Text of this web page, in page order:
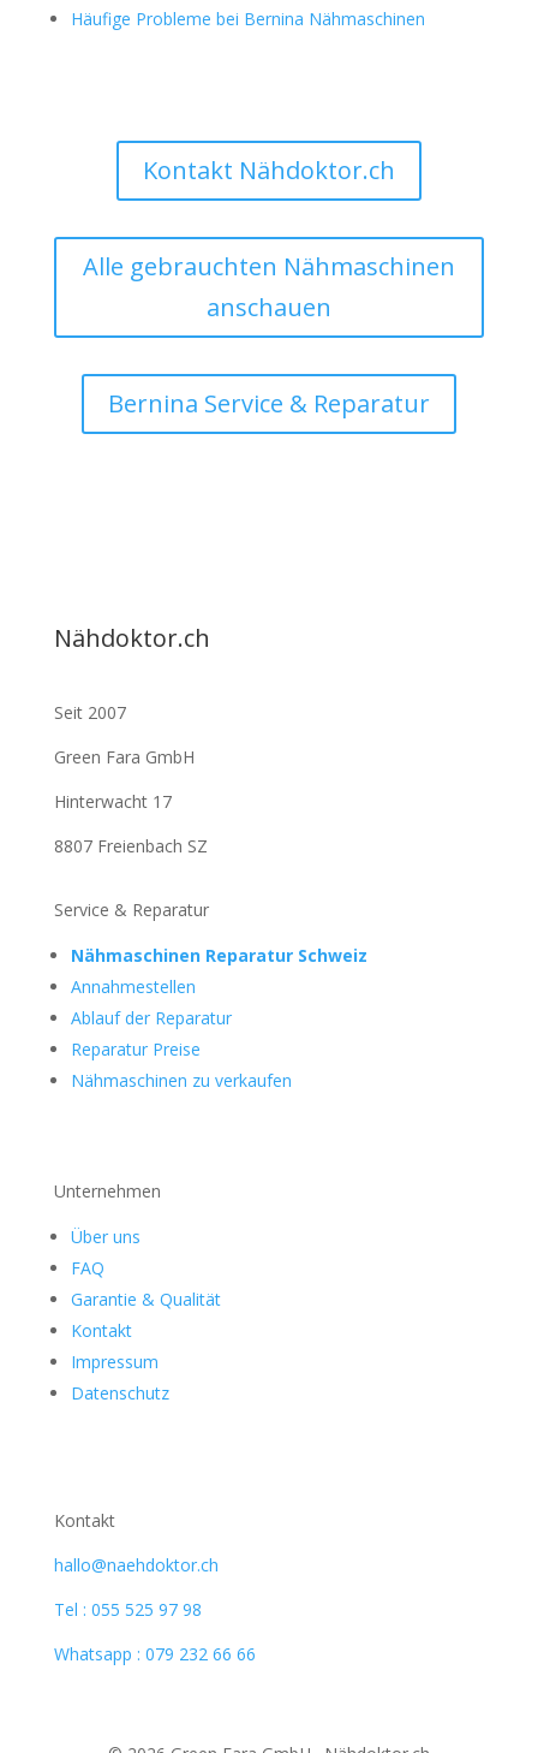
Häufige Probleme bei Bernina Nähmaschinen
Kontakt Nähdoktor.ch
Alle gebrauchten Nähmaschinen
anschauen
Bernina Service & Reparatur
Nähdoktor.ch
Seit 2007
Green Fara GmbH
Hinterwacht 17
8807 Freienbach SZ
Service & Reparatur
Nähmaschinen Reparatur Schweiz
Annahmestellen
Ablauf der Reparatur
Reparatur Preise
Nähmaschinen zu verkaufen
Unternehmen
Über uns
FAQ
Garantie & Qualität
Kontakt
Impressum
Datenschutz
Kontakt
hallo@naehdoktor.ch
Tel : 055 525 97 98
Whatsapp : 079 232 66 66